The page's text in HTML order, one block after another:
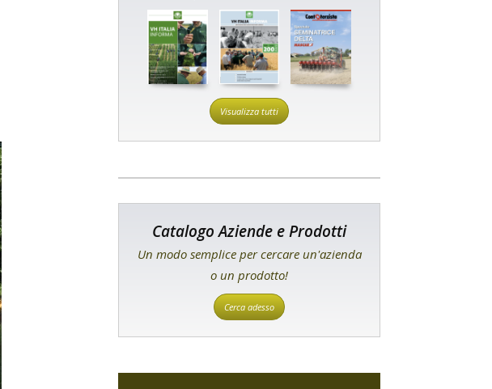
Visualizza tutti
Catalogo Aziende e Prodotti
Un modo semplice per cercare un'azienda
o un prodotto!
Cerca adesso